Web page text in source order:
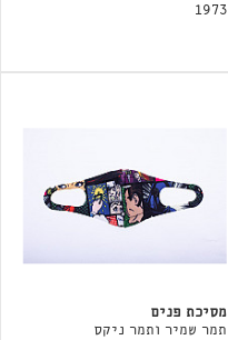
1973
מסיכת פנים
תמר שמיר ותמר ניקס